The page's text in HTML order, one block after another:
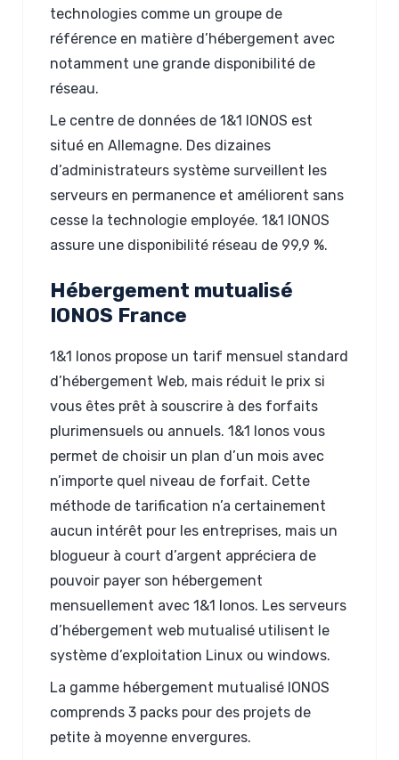
technologies comme un groupe de
référence en matière d’hébergement avec
notamment une grande disponibilité de
réseau.
Le centre de données de 1&1 IONOS est
situé en Allemagne. Des dizaines
d’administrateurs système surveillent les
serveurs en permanence et améliorent sans
cesse la technologie employée. 1&1 IONOS
assure une disponibilité réseau de 99,9 %.
Hébergement mutualisé
IONOS France
1&1 Ionos propose un tarif mensuel standard
d’hébergement Web, mais réduit le prix si
vous êtes prêt à souscrire à des forfaits
plurimensuels ou annuels. 1&1 Ionos vous
permet de choisir un plan d’un mois avec
n’importe quel niveau de forfait. Cette
méthode de tarification n’a certainement
aucun intérêt pour les entreprises, mais un
blogueur à court d’argent appréciera de
pouvoir payer son hébergement
mensuellement avec 1&1 Ionos. Les serveurs
d’hébergement web mutualisé utilisent le
système d’exploitation Linux ou windows.
La gamme hébergement mutualisé IONOS
comprends 3 packs pour des projets de
petite à moyenne envergures.